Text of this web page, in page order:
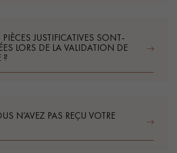
JUSTIFICATIVES SONT-
LORS DE LA VALIDATION DE
?
N’AVEZ PAS REÇU VOTRE